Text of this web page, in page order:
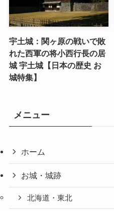
宇土城：関ヶ原の戦いで敗
れた西軍の将小西行長の居
城 宇土城【日本の歴史 お
城特集】
メニュー
ホーム
お城・城跡
北海道・東北